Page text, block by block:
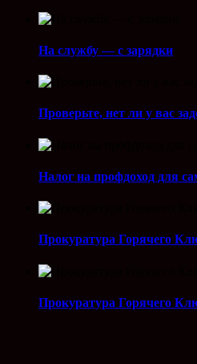
На службу — с зарядки
Проверьте, нет ли у вас
Налог на профдоход для
Прокуратура Горячего
Прокуратура Горячего